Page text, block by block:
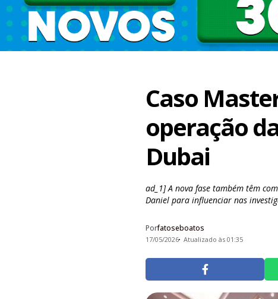
Caso
operação
Dubai
ad_1] A nova fase também têm
Daniel para influenciar nas
Porfatoseboatos
17/05/2026 Atualizado às 01:35